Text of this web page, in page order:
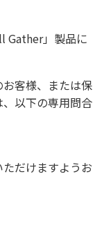
Gather」製品に
客様、または保
以下の専用問合
だけますようお